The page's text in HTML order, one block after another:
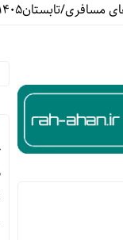
تابستان۱۴۰۵